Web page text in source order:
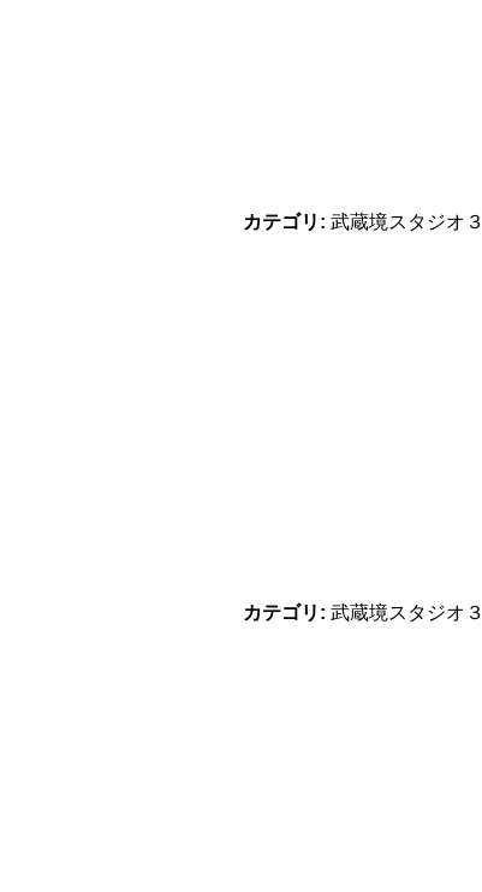
カテゴリ: 武蔵境スタジオ３
カテゴリ: 武蔵境スタジオ３